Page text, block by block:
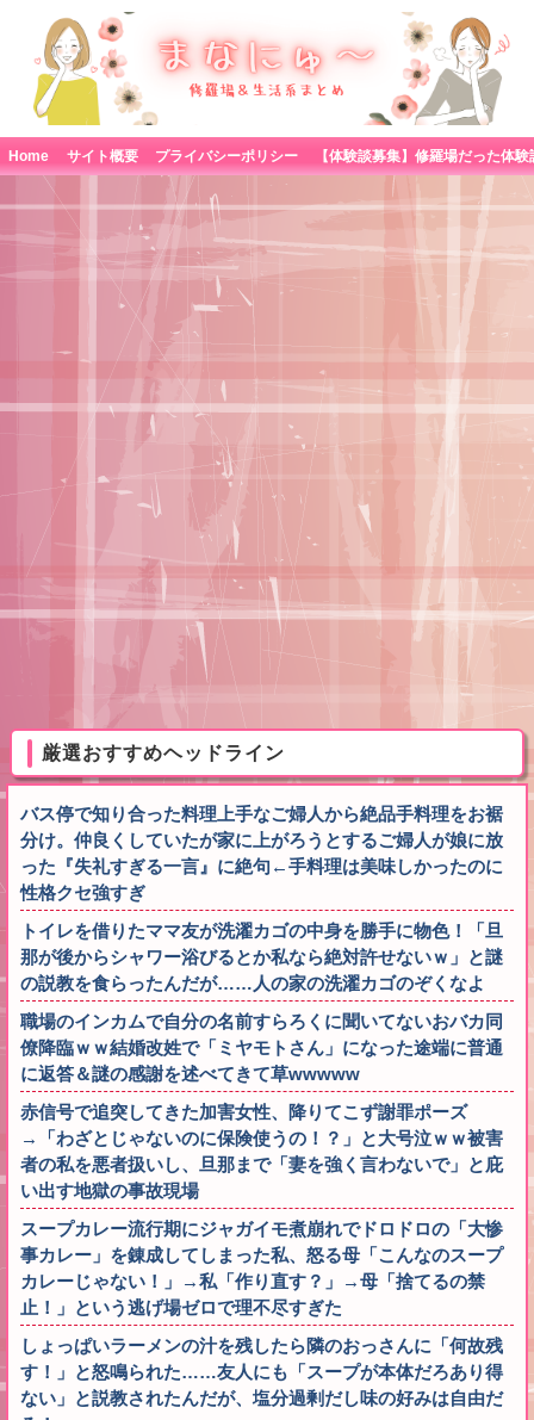
Home サイト概要 プライバシーポリシー
厳選おすすめヘッドライン
バス停で知り合った料理上手なご婦人から絶品手料理をお裾
分け。仲良くしていたが家に上がろうとするご婦人が娘に放
った『失礼すぎる一言』に絶句←手料理は美味しかったのに
性格クセ強すぎ
トイレを借りたママ友が洗濯カゴの中身を勝手に物色！「旦
那が後からシャワー浴びるとか私なら絶対許せないｗ」と謎
の説教を食らったんだが……人の家の洗濯カゴのぞくなよ
職場のインカムで自分の名前すらろくに聞いてないおバカ同
僚降臨ｗｗ結婚改姓で「ミヤモトさん」になった途端に普通
に返答＆謎の感謝を述べてきて草wwwww
赤信号で追突してきた加害女性、降りてこず謝罪ポーズ
→「わざとじゃないのに保険使うの！？」と大号泣ｗｗ被害
者の私を悪者扱いし、旦那まで「妻を強く言わないで」と庇
い出す地獄の事故現場
スープカレー流行期にジャガイモ煮崩れでドロドロの「大惨
事カレー」を錬成してしまった私、怒る母「こんなのスープ
カレーじゃない！」→私「作り直す？」→母「捨てるの禁
止！」という逃げ場ゼロで理不尽すぎた
しょっぱいラーメンの汁を残したら隣のおっさんに「何故残
す！」と怒鳴られた……友人にも「スープが本体だろあり得
ない」と説教されたんだが、塩分過剰だし味の好みは自由だ